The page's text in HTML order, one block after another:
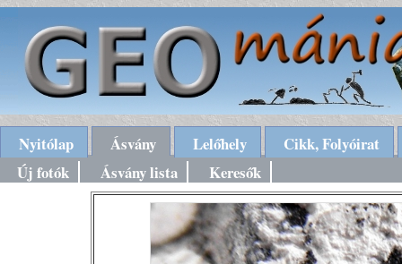
Nyitólap Ásvány Lelőhely
Cikk, Folyóirat
Új fotók
Ásvány lista Keresők